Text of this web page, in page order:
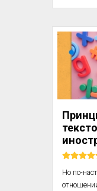
«жара».
«Жара в
чем
странно,
Но по-